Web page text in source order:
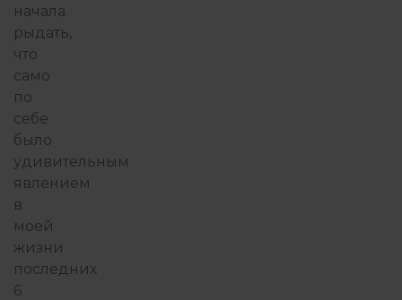
начала
рыдать,
что
само
по
себе
было
удивительным
явлением
в
моей
жизни
последних
6